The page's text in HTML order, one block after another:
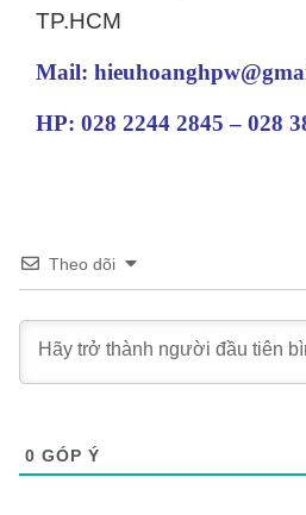
TP.HCM
Mail:
HP: 028 2244 2845 – 028
Theo dõi
0 GÓP Ý